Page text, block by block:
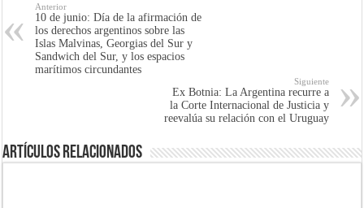
Anterior
10 de junio: Día de la afirmación de
los derechos argentinos sobre las
Islas Malvinas, Georgias del Sur y
Sandwich del Sur, y los espacios
marítimos circundantes
Siguiente
Ex Botnia: La Argentina recurre a
la Corte Internacional de Justicia y
reevalúa su relación con el Uruguay
Artículos Relacionados